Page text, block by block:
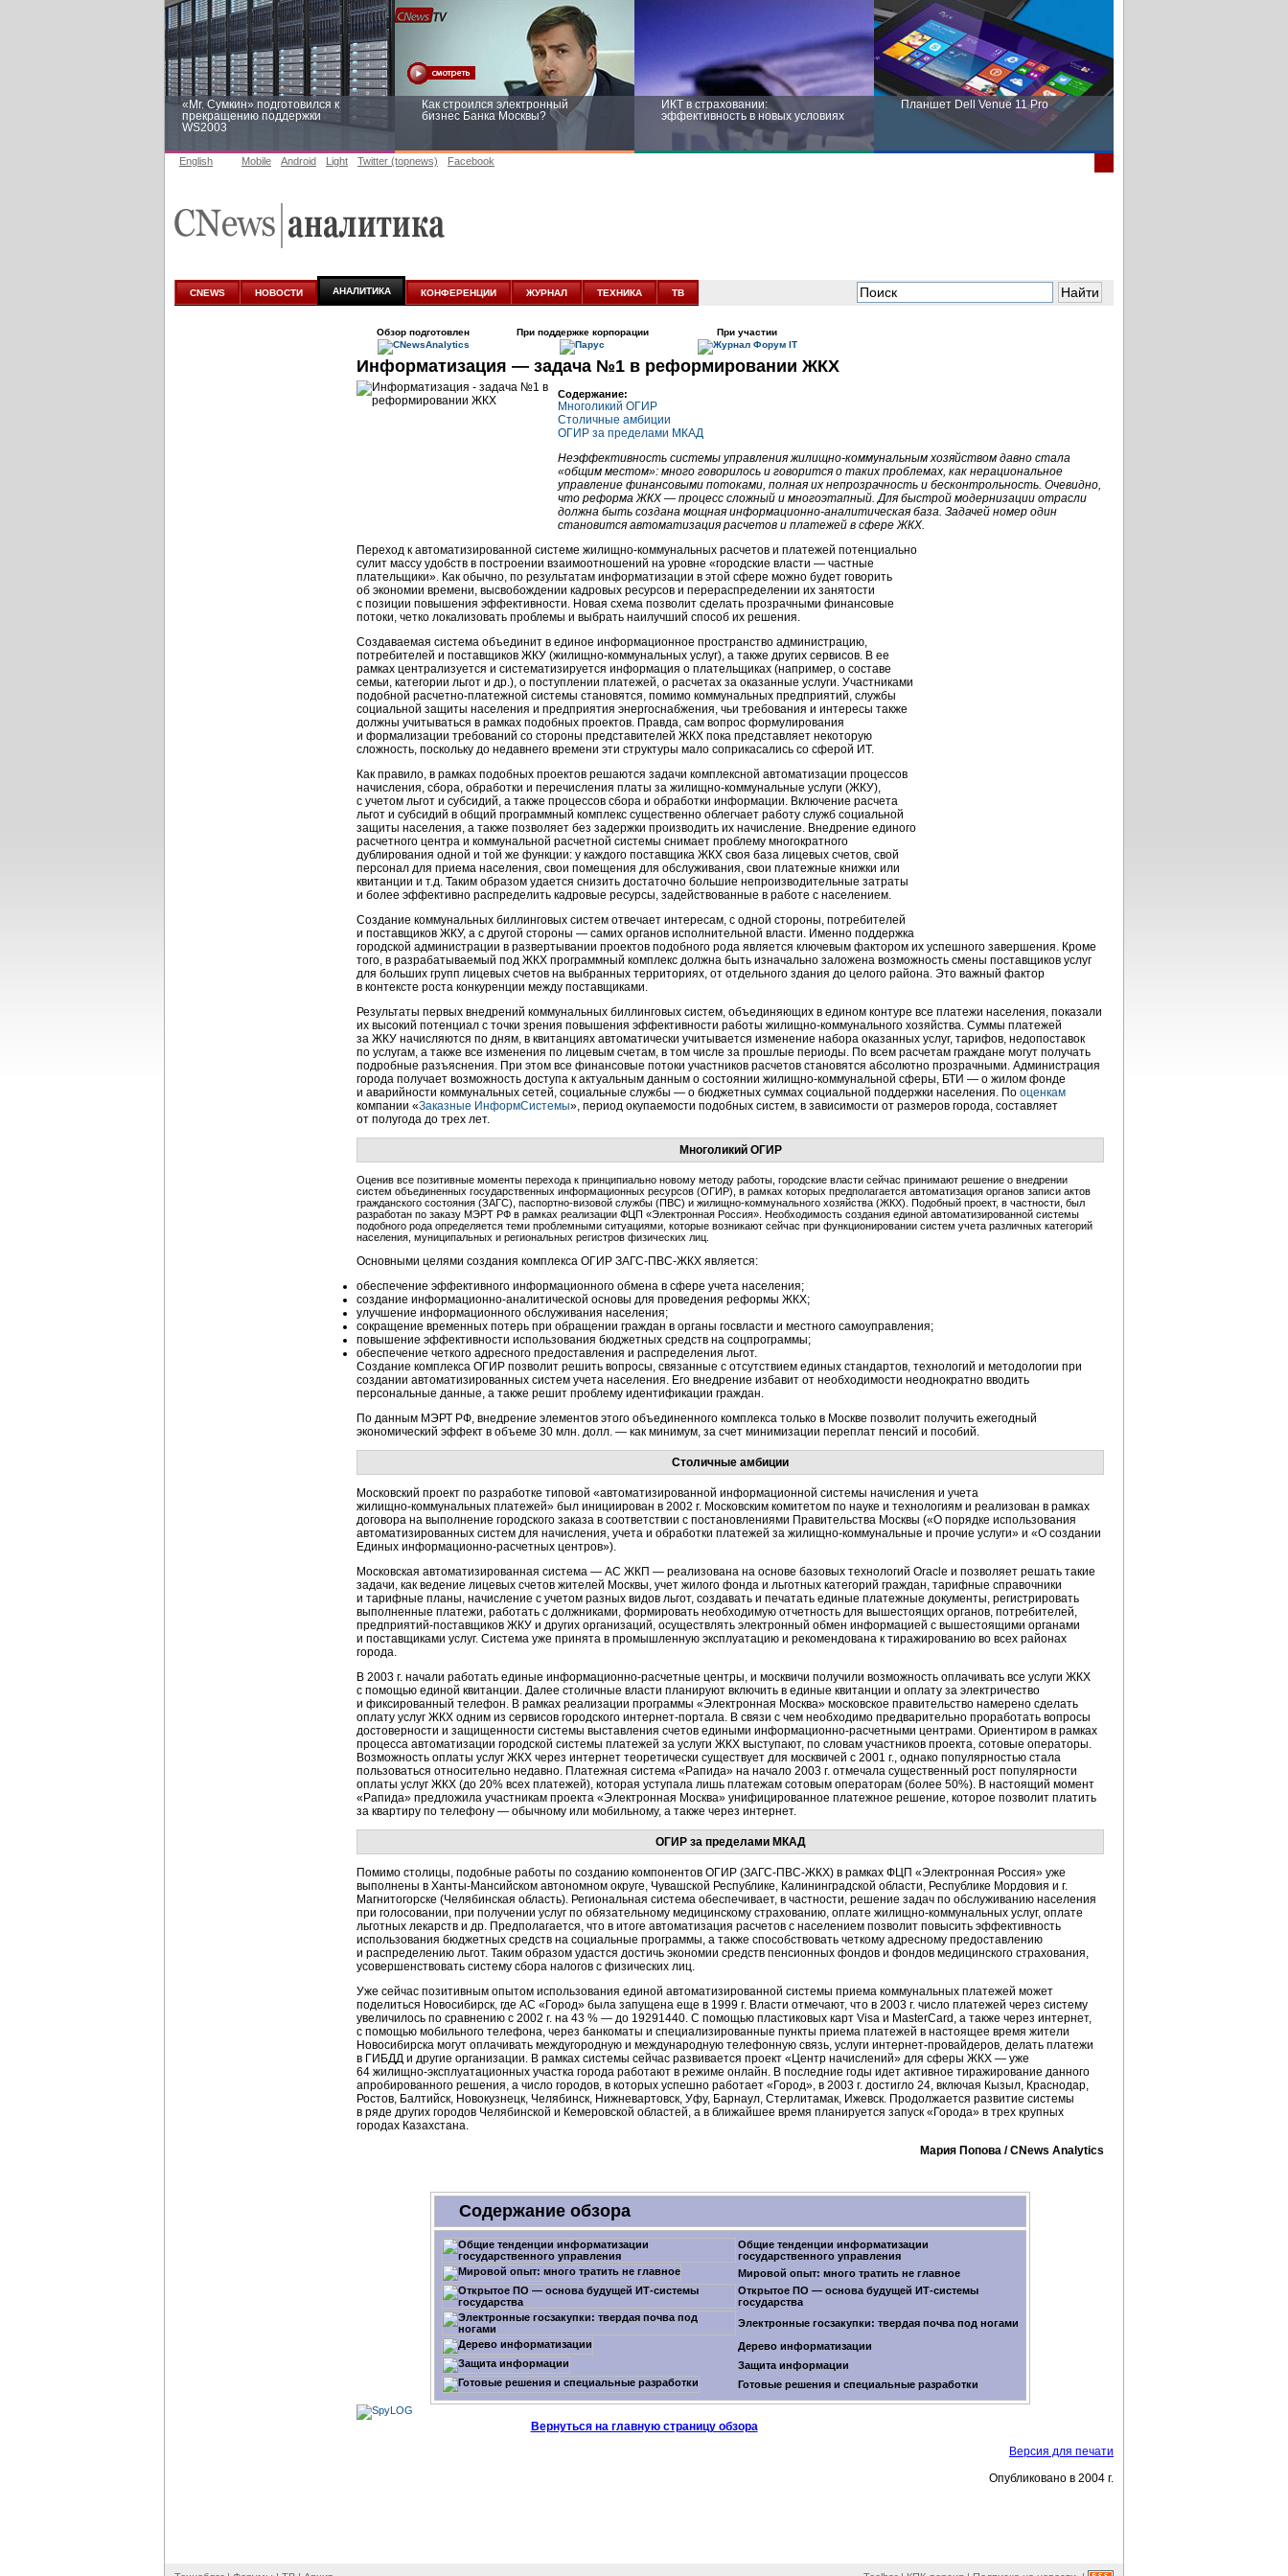
«Mr. Сумкин» подготовился к
прекращению поддержки
WS2003
Как строился электронный
бизнес Банка Москвы?
ИКТ в страховании:
эффективность в новых условиях
Планшет Dell Venue 11 Pro
аналитике
новых условиях
English Mobile Android Light Twitter (topnews) Facebook
CNEWS НОВОСТИ АНАЛИТИКА КОНФЕРЕНЦИИ ЖУРНАЛ ТЕХНИКА ТВ
Обзор подготовлен При поддержке корпорации При участии
Информатизация — задача №1 в реформировании ЖКХ
Содержание:
Многоликий ОГИР
Столичные амбиции
ОГИР за пределами МКАД
Неэффективность системы управленияжилищно-коммунальнымхозяйством давно стала
«общим местом»: много говорилось и говорится о таких проблемах, как нерациональное
управление финансовыми потоками, полная их непрозрачность и бесконтрольность. Очевидно,
что реформа ЖКХ — процесс сложный и многоэтапный. Для быстрой модернизации отрасли
должна быть создана мощная информационно-аналитическая база. Задачей номер один
становится автоматизация расчетов и платежей в сфере ЖКХ.
Переход к автоматизированной системе жилищно-коммунальных расчетов и платежей потенциально
сулит массу удобств в построении взаимоотношений на уровне «городские власти — частные
плательщики». Как обычно, по результатам информатизации в этой сфере можно будет говорить
об экономии времени, высвобождении кадровых ресурсов и перераспределении их занятости
с позиции повышения эффективности. Новая схема позволит сделать прозрачными финансовые
потоки, четко локализовать проблемы и выбрать наилучший способ их решения.
Создаваемая система объединит в единое информационное пространство администрацию,
потребителей и поставщиков ЖКУ (жилищно-коммунальных услуг), а также других сервисов. В ее
рамках централизуется и систематизируется информация о плательщиках (например, о составе
семьи, категории льгот и др.), о поступлении платежей, о расчетах за оказанные услуги. Участниками
подобной расчетно-платежной системы становятся, помимо коммунальных предприятий, службы
социальной защиты населения и предприятия энергоснабжения, чьи требования и интересы также
должны учитываться в рамках подобных проектов. Правда, сам вопрос формулирования
и формализации требований со стороны представителей ЖКХ пока представляет некоторую
сложность, поскольку до недавнего времени эти структуры мало соприкасались со сферой ИТ.
Как правило, в рамках подобных проектов решаются задачи комплексной автоматизации процессов
начисления, сбора, обработки и перечисления платы за жилищно-коммунальные услуги (ЖКУ),
с учетом льгот и субсидий, а также процессов сбора и обработки информации. Включение расчета
льгот и субсидий в общий программный комплекс существенно облегчает работу служб социальной
защиты населения, а также позволяет без задержки производить их начисление. Внедрение единого
расчетного центра и коммунальной расчетной системы снимает проблему многократного
дублирования одной и той же функции: у каждого поставщика ЖКХ своя база лицевых счетов, свой
персонал для приема населения, свои помещения для обслуживания, свои платежные книжки или
квитанции и т.д. Таким образом удается снизить достаточно большие непроизводительные затраты
и более эффективно распределить кадровые ресурсы, задействованные в работе с населением.
Создание коммунальных биллинговых систем отвечает интересам, с одной стороны, потребителей
и поставщиков ЖКУ, а с другой стороны — самих органов исполнительной власти. Именно поддержка
городской администрации в развертывании проектов подобного рода является ключевым фактором их успешного завершения. Кроме
того, в разрабатываемый под ЖКХ программный комплекс должна быть изначально заложена возможность смены поставщиков услуг
для больших групп лицевых счетов на выбранных территориях, от отдельного здания до целого района. Это важный фактор
в контексте роста конкуренции между поставщиками.
Результаты первых внедрений коммунальных биллинговых систем, объединяющих в едином контуре все платежи населения, показали
их высокий потенциал с точки зрения повышения эффективности работы жилищно-коммунального хозяйства. Суммы платежей
за ЖКУ начисляются по дням, в квитанциях автоматически учитывается изменение набора оказанных услуг, тарифов, недопоставок
по услугам, а также все изменения по лицевым счетам, в том числе за прошлые периоды. По всем расчетам граждане могут получать
подробные разъяснения. При этом все финансовые потоки участников расчетов становятся абсолютно прозрачными. Администрация
города получает возможность доступа к актуальным данным о состоянии жилищно-коммунальной сферы, БТИ — о жилом фонде
и аварийности коммунальных сетей, социальные службы — о бюджетных суммах социальной поддержки населения. По оценкам
компании «Заказные ИнформСистемы», период окупаемости подобных систем, в зависимости от размеров города, составляет
от полугода до трех лет.
Многоликий ОГИР
Оценив все позитивные моменты перехода к принципиально новому методу работы, городские власти сейчас принимают решение о внедрении
систем объединенных государственных информационных ресурсов (ОГИР), в рамках которых предполагается автоматизация органов записи актов
гражданского состояния (ЗАГС), паспортно-визовой службы (ПВС) и жилищно-коммунального хозяйства (ЖКХ). Подобный проект, в частности, был
разработан по заказу МЭРТ РФ в рамках реализации ФЦП «Электронная Россия». Необходимость создания единой автоматизированной системы
подобного рода определяется теми проблемными ситуациями, которые возникают сейчас при функционировании систем учета различных категорий
населения, муниципальных и региональных регистров физических лиц.
Основными целями создания комплекса ОГИР ЗАГС-ПВС-ЖКХ является:
обеспечение эффективного информационного обмена в сфере учета населения;
создание информационно-аналитической основы для проведения реформы ЖКХ;
улучшение информационного обслуживания населения;
сокращение временных потерь при обращении граждан в органы госвласти и местного самоуправления;
повышение эффективности использования бюджетных средств на соцпрограммы;
обеспечение четкого адресного предоставления и распределения льгот.
Создание комплекса ОГИР позволит решить вопросы, связанные с отсутствием единых стандартов, технологий и методологии при
создании автоматизированных систем учета населения. Его внедрение избавит от необходимости неоднократно вводить
персональные данные, а также решит проблему идентификации граждан.
По данным МЭРТ РФ, внедрение элементов этого объединенного комплекса только в Москве позволит получить ежегодный
экономический эффект в объеме 30 млн. долл. — как минимум, за счет минимизации переплат пенсий и пособий.
Столичные амбиции
Московский проект по разработке типовой «автоматизированной информационной системы начисления и учета
жилищно-коммунальных платежей» был инициирован в 2002 г. Московским комитетом по науке и технологиям и реализован в рамках
договора на выполнение городского заказа в соответствии с постановлениями Правительства Москвы («О порядке использования
автоматизированных систем для начисления, учета и обработки платежей за жилищно-коммунальные и прочие услуги» и «О создании
Единых информационно-расчетных центров»).
Московская автоматизированная система — АС ЖКП — реализована на основе базовых технологий Oracle и позволяет решать такие
задачи, как ведение лицевых счетов жителей Москвы, учет жилого фонда и льготных категорий граждан, тарифные справочники
и тарифные планы, начисление с учетом разных видов льгот, создавать и печатать единые платежные документы, регистрировать
выполненные платежи, работать с должниками, формировать необходимую отчетность для вышестоящих органов, потребителей,
предприятий-поставщиков ЖКУ и других организаций, осуществлять электронный обмен информацией с вышестоящими органами
и поставщиками услуг. Система уже принята в промышленную эксплуатацию и рекомендована к тиражированию во всех районах
города.
В 2003 г. начали работать единые информационно-расчетные центры, и москвичи получили возможность оплачивать все услуги ЖКХ
с помощью единой квитанции. Далее столичные власти планируют включить в единые квитанции и оплату за электричество
и фиксированный телефон. В рамках реализации программы «Электронная Москва» московское правительство намерено сделать
оплату услуг ЖКХ одним из сервисов городского интернет-портала. В связи с чем необходимо предварительно проработать вопросы
достоверности и защищенности системы выставления счетов едиными информационно-расчетными центрами. Ориентиром в рамках
процесса автоматизации городской системы платежей за услуги ЖКХ выступают, по словам участников проекта, сотовые операторы.
Возможность оплаты услуг ЖКХ через интернет теоретически существует для москвичей с 2001 г., однако популярностью стала
пользоваться относительно недавно. Платежная система «Рапида» на начало 2003 г. отмечала существенный рост популярности
оплаты услуг ЖКХ (до 20% всех платежей), которая уступала лишь платежам сотовым операторам (более 50%). В настоящий момент
«Рапида» предложила участникам проекта «Электронная Москва» унифицированное платежное решение, которое позволит платить
за квартиру по телефону — обычному или мобильному, а также через интернет.
ОГИР за пределами МКАД
Помимо столицы, подобные работы по созданию компонентов ОГИР (ЗАГС-ПВС-ЖКХ) в рамках ФЦП «Электронная Россия» уже
выполнены в Ханты-Мансийском автономном округе, Чувашской Республике, Калининградской области, Республике Мордовия и г.
Магнитогорске (Челябинская область). Региональная система обеспечивает, в частности, решение задач по обслуживанию населения
при голосовании, при получении услуг по обязательному медицинскому страхованию, оплате жилищно-коммунальных услуг, оплате
льготных лекарств и др. Предполагается, что в итоге автоматизация расчетов с населением позволит повысить эффективность
использования бюджетных средств на социальные программы, а также способствовать четкому адресному предоставлению
и распределению льгот. Таким образом удастся достичь экономии средств пенсионных фондов и фондов медицинского страхования,
усовершенствовать систему сбора налогов с физических лиц.
Уже сейчас позитивным опытом использования единой автоматизированной системы приема коммунальных платежей может
поделиться Новосибирск, где АС «Город» была запущена еще в 1999 г. Власти отмечают, что в 2003 г. число платежей через систему
увеличилось по сравнению с 2002 г. на 43 % — до 19291440. С помощью пластиковых карт Visa и MasterCard, а также через интернет,
с помощью мобильного телефона, через банкоматы и специализированные пункты приема платежей в настоящее время жители
Новосибирска могут оплачивать междугородную и международную телефонную связь, услуги интернет-провайдеров, делать платежи
в ГИБДД и другие организации. В рамках системы сейчас развивается проект «Центр начислений» для сферы ЖКХ — уже
64 жилищно-эксплуатационных участка города работают в режиме онлайн. В последние годы идет активное тиражирование данного
апробированного решения, а число городов, в которых успешно работает «Город», в 2003 г. достигло 24, включая Кызыл, Краснодар,
Ростов, Балтийск, Новокузнецк, Челябинск, Нижневартовск, Уфу, Барнаул, Стерлитамак, Ижевск. Продолжается развитие системы
в ряде других городов Челябинской и Кемеровской областей, а в ближайшее время планируется запуск «Города» в трех крупных
городах Казахстана.
Мария Попова / CNews Analytics
Содержание обзора
Общие тенденции информатизации
государственного управления
Мировой опыт: много тратить не главное
Открытое ПО — основа будущей ИТ-системы
государства
Электронные госзакупки: твердая почва под ногами
Дерево информатизации
Защита информации
Готовые решения и специальные разработки
Вернуться на главную страницу обзора
Версия для печати
Опубликовано в 2004 г.